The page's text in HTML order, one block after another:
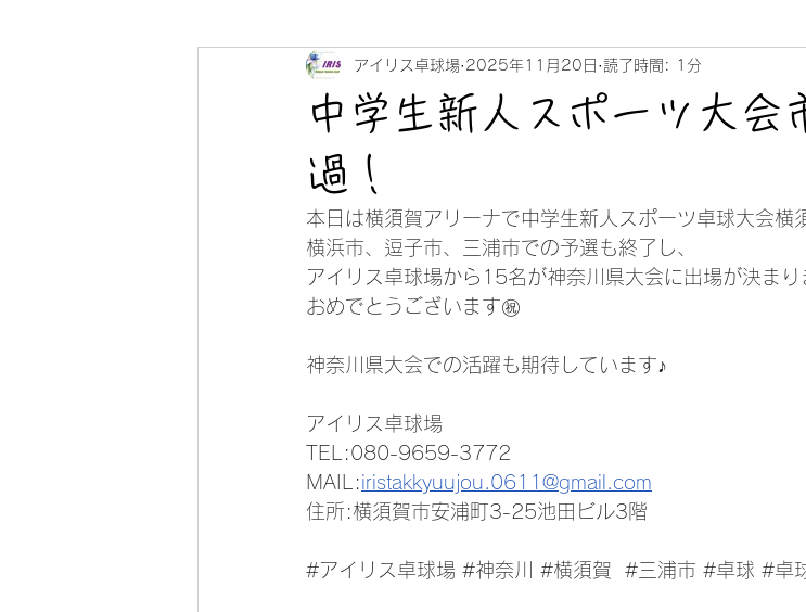
中学生新人スポーツ大会
過！
アイリス卓球場 2025年11月20日 読了時間: 1分
本日は横須賀アリーナで中学生新人スポーツ卓球大会横
横浜市、逗子市、三浦市での予選も終了し、
アイリス卓球場から15名が神奈川県大会に出場が決まり
おめでとうございます㊗️
神奈川県大会での活躍も期待しています♪
アイリス卓球場
TEL:080-9659-3772
MAIL:iristakkyuujou.0611@gmail.com
住所:横須賀市安浦町3-25池田ビル3階
#アイリス卓球場 #神奈川 #横須賀 #三浦市 #卓球 #卓